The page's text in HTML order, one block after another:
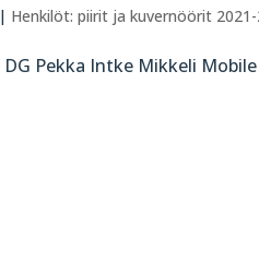
| Henkilöt: piirit ja kuvernöörit
DG Pekka Intke Mikkeli